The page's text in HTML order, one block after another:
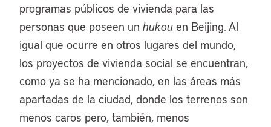
programas públicos de vivienda para las
personas que poseen un hukou en Beijing. Al
igual que ocurre en otros lugares del mundo,
los proyectos de vivienda social se encuentran,
como ya se ha mencionado, en las áreas más
apartadas de la ciudad, donde los terrenos son
menos caros pero, también, menos